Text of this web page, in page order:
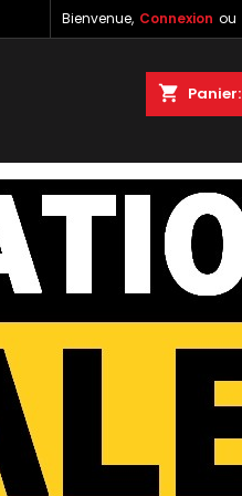
Bienvenue, Connexion ou
shopping_cart Panier: